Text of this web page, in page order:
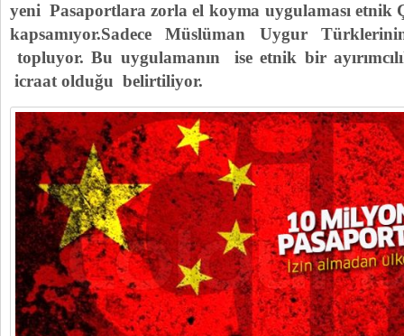
yeni Pasaportlara zorla el koyma uygulaması etnik
kapsamıyor.Sadece Müslüman Uygur
topluyor. Bu uygulamanın ise etnik bir
icraat olduğu belirtiliyor.